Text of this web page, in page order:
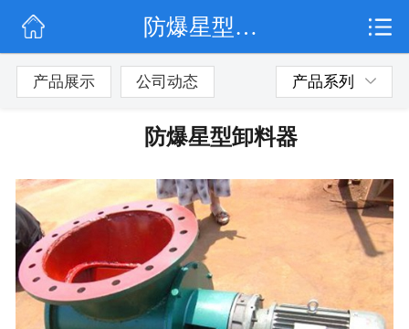
公司简介
防爆星型卸料器
产品展示 公司动态 产品系列
防爆星型卸料器